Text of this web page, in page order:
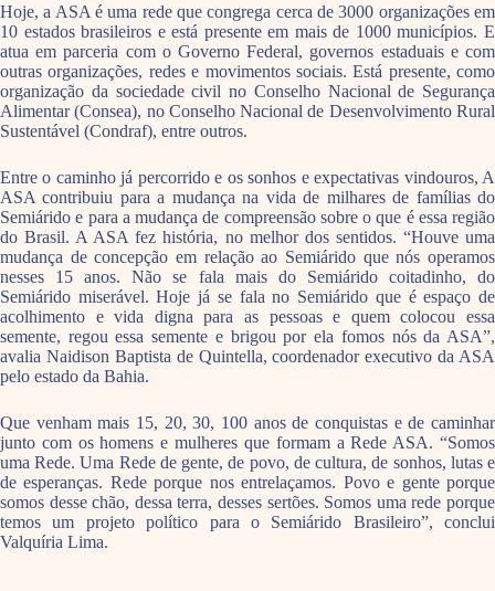
Hoje, a ASA é uma rede que congrega cerca de 3000 organizações em
10 estados brasileiros e está presente em mais de 1000 municípios. E
atua em parceria com o Governo Federal, governos estaduais e com
outras organizações, redes e movimentos sociais. Está presente, como
organização da sociedade civil no Conselho Nacional de Segurança
Alimentar (Consea), no Conselho Nacional de Desenvolvimento Rural
Sustentável (Condraf), entre outros.
Entre o caminho já percorrido e os sonhos e expectativas vindouros, A
ASA contribuiu para a mudança na vida de milhares de famílias do
Semiárido e para a mudança de compreensão sobre o que é essa região
do Brasil. A ASA fez história, no melhor dos sentidos. “Houve uma
mudança de concepção em relação ao Semiárido que nós operamos
nesses 15 anos. Não se fala mais do Semiárido coitadinho, do
Semiárido miserável. Hoje já se fala no Semiárido que é espaço de
acolhimento e vida digna para as pessoas e quem colocou essa
semente, regou essa semente e brigou por ela fomos nós da ASA”,
avalia Naidison Baptista de Quintella, coordenador executivo da ASA
pelo estado da Bahia.
Que venham mais 15, 20, 30, 100 anos de conquistas e de caminhar
junto com os homens e mulheres que formam a Rede ASA. “Somos
uma Rede. Uma Rede de gente, de povo, de cultura, de sonhos, lutas e
de esperanças. Rede porque nos entrelaçamos. Povo e gente porque
somos desse chão, dessa terra, desses sertões. Somos uma rede porque
temos um projeto político para o Semiárido Brasileiro”, conclui
Valquíria Lima.